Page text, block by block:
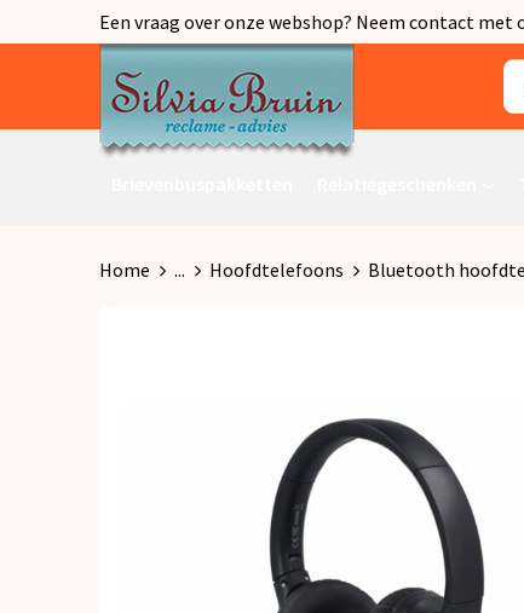
Een vraag over onze webshop? Neem contact met
Home ... Hoofdtelefoons Bluetooth